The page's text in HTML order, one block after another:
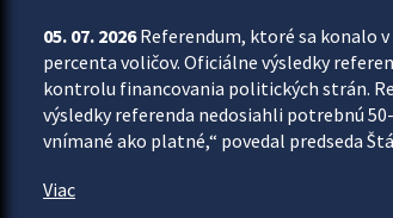
05. 07. 2026Referendum, ktoré sa konalo
percenta voličov. Oficiálne výsledky
kontrolu financovania politických strán.
výsledky referenda nedosiahli potrebnú
vnímané ako platné,“ povedal predseda
Viac